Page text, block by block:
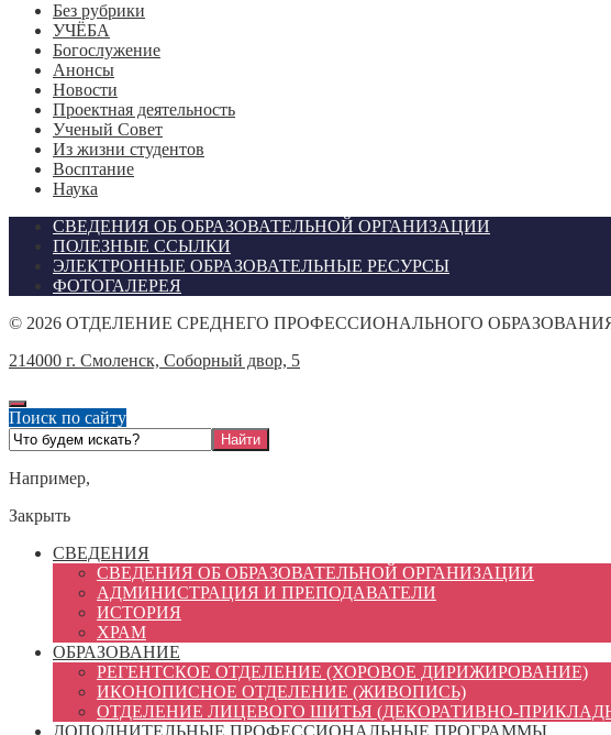
Без рубрики
УЧЁБА
Богослужение
Анонсы
Новости
Проектная деятельность
Ученый Совет
Из жизни студентов
Восптание
Наука
СВЕДЕНИЯ ОБ ОБРАЗОВАТЕЛЬНОЙ ОРГАНИЗАЦИИ
ПОЛЕЗНЫЕ ССЫЛКИ
ЭЛЕКТРОННЫЕ ОБРАЗОВАТЕЛЬНЫЕ РЕСУРСЫ
ФОТОГАЛЕРЕЯ
© 2026 ОТДЕЛЕНИЕ СРЕДНЕГО ПРОФЕССИОНАЛЬНОГО
214000 г. Смоленск, Соборный двор, 5
Поиск по сайту
Например,
Закрыть
СВЕДЕНИЯ
СВЕДЕНИЯ ОБ ОБРАЗОВАТЕЛЬНОЙ ОРГАНИЗАЦИИ
АДМИНИСТРАЦИЯ И ПРЕПОДАВАТЕЛИ
ИСТОРИЯ
ХРАМ
ОБРАЗОВАНИЕ
РЕГЕНТСКОЕ ОТДЕЛЕНИЕ (ХОРОВОЕ ДИРИЖИРОВАНИЕ)
ИКОНОПИСНОЕ ОТДЕЛЕНИЕ (ЖИВОПИСЬ)
ОТДЕЛЕНИЕ ЛИЦЕВОГО ШИТЬЯ (ДЕКОРАТИВНО-